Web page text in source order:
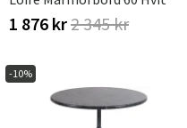
1 876 kr2 345 kr
-10%